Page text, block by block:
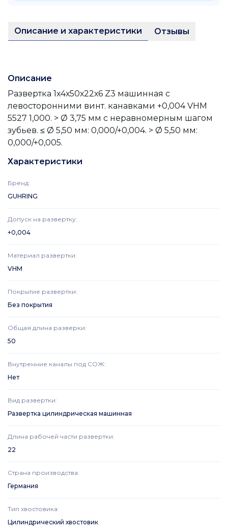
Описание и характеристики Отзывы
Описание
Развертка 1х4х50х22х6 Z3 машинная с
левосторонними винт. канавками +0,004 VHM
5527 1,000. > Ø 3,75 мм с неравномерным шагом
зубьев. ≤ Ø 5,50 мм: 0,000/+0,004. > Ø 5,50 мм:
0,000/+0,005.
Характеристики
Бренд:
GUHRING
Допуск на развертку:
+0,004
Материал развертки:
VHM
Покрытие развертки:
Без покрытия
Общая длина разверки:
50
Внутренние каналы под СОЖ:
Нет
Вид развертки:
Развертка цилиндрическая машинная
Длина рабочей части развертки:
22
Страна производства:
Германия
Тип хвостовика:
Цилиндрический хвостовик